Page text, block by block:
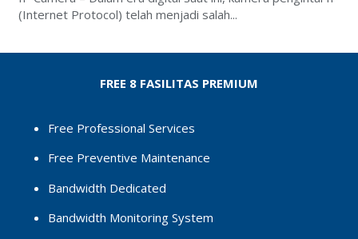
(Internet Protocol) telah menjadi salah...
FREE 8 FASILITAS PREMIUM
Free Professional Services
Free Preventive Maintenance
Bandwidth Dedicated
Bandwidth Monitoring System